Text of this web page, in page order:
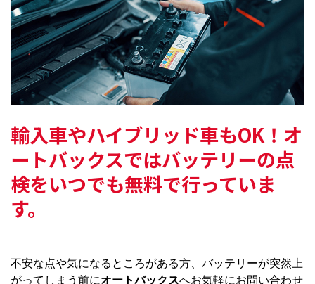
輸入車やハイブリッド車もOK！ オ
ートバックスではバッテリーの点
検をいつでも無料で行っていま
す。
不安な点や気になるところがある方、バッテリーが突然上
がってしまう前にオートバックスへお気軽にお問い合わせ